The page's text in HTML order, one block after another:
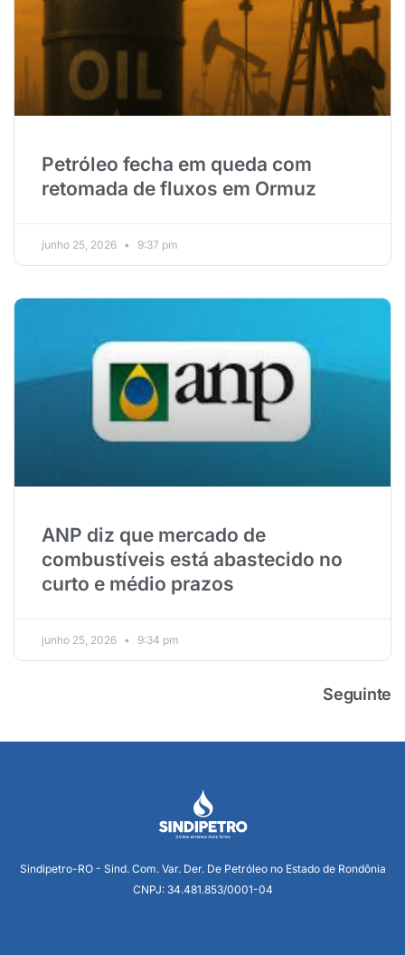
Petróleo fecha em queda com
retomada de fluxos em Ormuz
junho 25, 2026 9:37 pm
ANP diz que mercado de
combustíveis está abastecido no
curto e médio prazos
junho 25, 2026 9:34 pm
Seguinte
Sindipetro-RO - Sind. Com. Var. Der. De Petróleo no Estado de Rondônia
CNPJ: 34.481.853/0001-04